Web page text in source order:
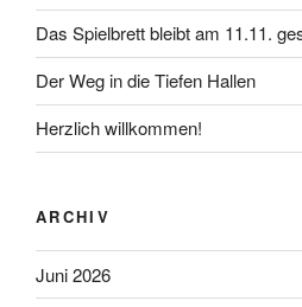
Das Spielbrett bleibt am 11.11.
Der Weg in die Tiefen Hallen
Herzlich willkommen!
ARCHIV
Juni 2026